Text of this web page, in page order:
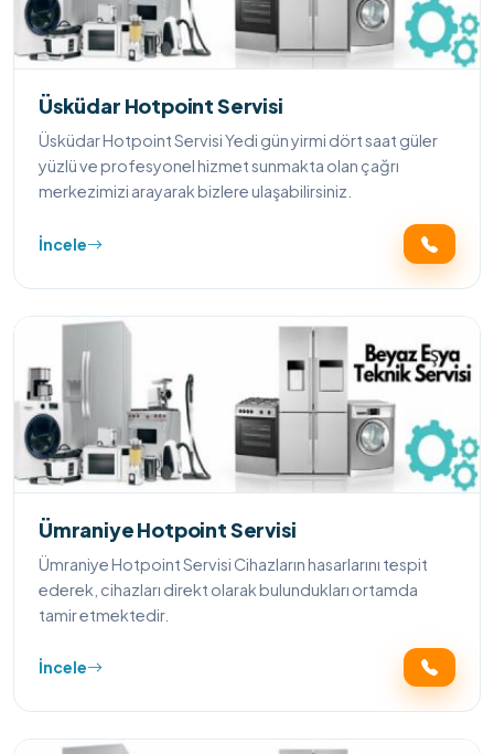
Üsküdar Hotpoint Servisi
Üsküdar Hotpoint Servisi Yedi gün yirmi dört saat güler
yüzlü ve profesyonel hizmet sunmakta olan çağrı
merkezimizi arayarak bizlere ulaşabilirsiniz.
İncele
Ümraniye Hotpoint Servisi
Ümraniye Hotpoint Servisi Cihazların hasarlarını tespit
ederek, cihazları direkt olarak bulundukları ortamda
tamir etmektedir.
İncele